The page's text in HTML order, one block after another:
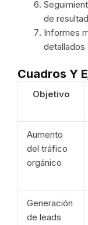
de
Informes
detallados
Cuadros Y
Objetivo
Aumento
del tráfico
orgánico
Generación
de leads